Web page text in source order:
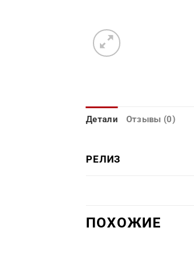
Детали Отзывы (0)
РЕЛИЗ
ПОХОЖИЕ